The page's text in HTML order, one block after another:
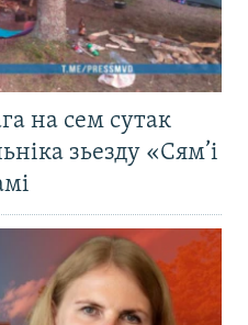
на сем сутак
зьезду «Сям’і